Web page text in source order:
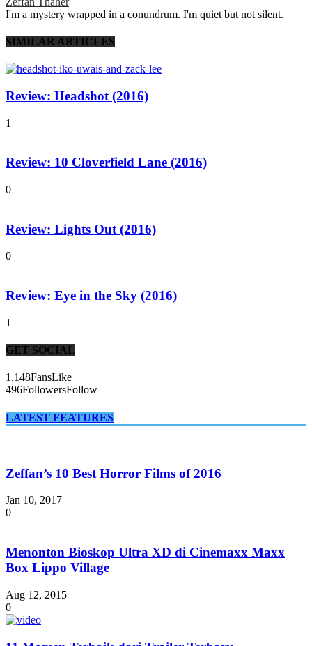
I'm a mystery wrapped in a conundrum. I'm quiet but not silent.
SIMILAR ARTICLES
Review: Headshot (2016)
1
Review: 10 Cloverfield Lane (2016)
0
Review: Lights Out (2016)
0
Review: Eye in the Sky (2016)
1
GET SOCIAL
1,148FansLike
496FollowersFollow
LATEST FEATURES
Zeffan’s 10 Best Horror Films of 2016
Jan 10, 2017
0
Menonton Bioskop Ultra XD di Cinemaxx Maxx
Box Lippo Village
Aug 12, 2015
0